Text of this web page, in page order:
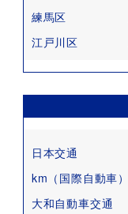
練馬区
江戸川区
日本交通
km（国際自動車）
大和自動車交通